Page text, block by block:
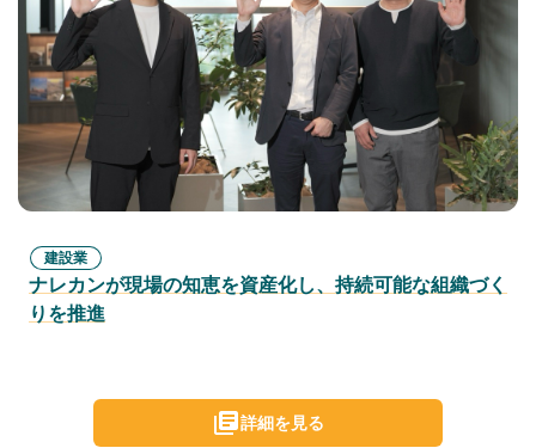
建設業
ナレカンが現場の知恵を資産化し、持続可能な組織づく
りを推進
詳細を見る